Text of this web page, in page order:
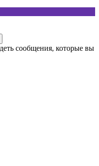
сообщения, которые вы